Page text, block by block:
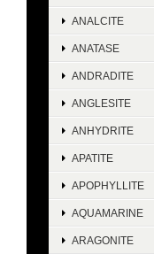
ANALCITE
ANATASE
ANDRADITE
ANGLESITE
ANHYDRITE
APATITE
APOPHYLLITE
AQUAMARINE
ARAGONITE